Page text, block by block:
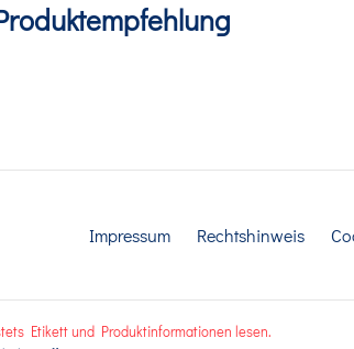
Impressum Rechtshinweis
Etikett und Produktinformationen lesen.